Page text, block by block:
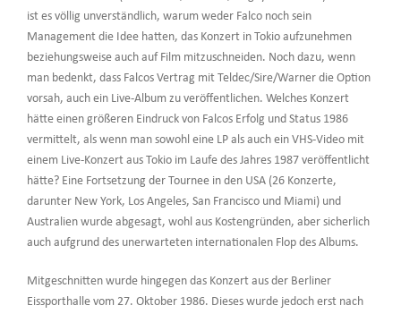
ist es völlig unverständlich, warum weder Falco noch sein
Management die Idee hatten, das Konzert in Tokio aufzunehmen
beziehungsweise auch auf Film mitzuschneiden. Noch dazu, wenn
man bedenkt, dass Falcos Vertrag mit Teldec/Sire/Warner die Option
vorsah, auch ein Live-Album zu veröffentlichen. Welches Konzert
hätte einen größeren Eindruck von Falcos Erfolg und Status 1986
vermittelt, als wenn man sowohl eine LP als auch ein VHS-Video mit
einem Live-Konzert aus Tokio im Laufe des Jahres 1987 veröffentlicht
hätte? Eine Fortsetzung der Tournee in den USA (26 Konzerte,
darunter New York, Los Angeles, San Francisco und Miami) und
Australien wurde abgesagt, wohl aus Kostengründen, aber sicherlich
auch aufgrund des unerwarteten internationalen Flop des Albums.
Mitgeschnitten wurde hingegen das Konzert aus der Berliner
Eissporthalle vom 27. Oktober 1986. Dieses wurde jedoch erst nach